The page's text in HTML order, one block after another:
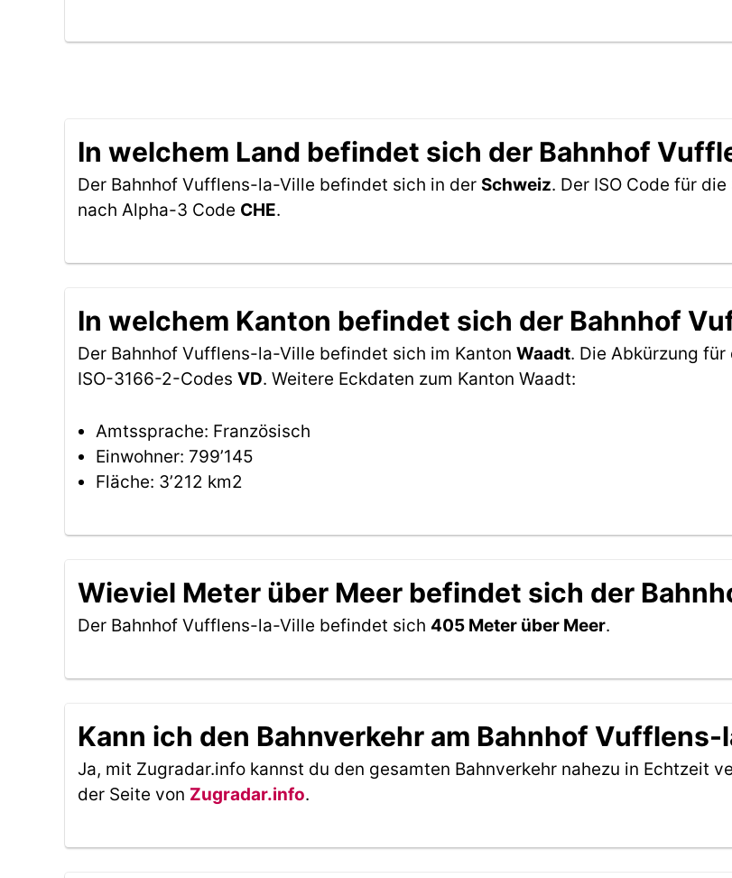
In welchem Land befindet sich der Bahnhof
Der Bahnhof Vufflens-la-Ville befindet sich in der Schweiz. Der ISO Code für
nach Alpha-3 Code CHE.
In welchem Kanton befindet sich der Bahnhof
Der Bahnhof Vufflens-la-Ville befindet sich im Kanton Waadt. Die Abkürzung
ISO-3166-2-Codes VD. Weitere Eckdaten zum Kanton Waadt:
Amtssprache: Französisch
Einwohner: 799’145
Fläche: 3’212 km2
Wieviel Meter über Meer befindet sich der
Der Bahnhof Vufflens-la-Ville befindet sich 405 Meter über Meer.
Kann ich den Bahnverkehr am Bahnhof
Ja, mit Zugradar.info kannst du den gesamten Bahnverkehr nahezu in Echtzeit
der Seite von Zugradar.info.